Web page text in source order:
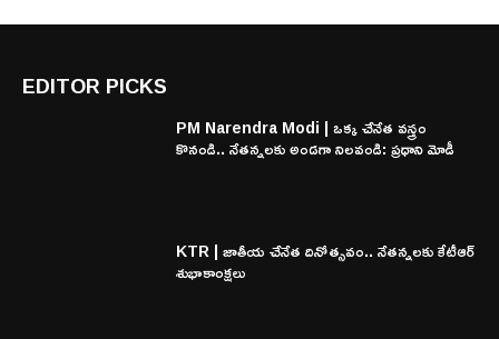
EDITOR PICKS
PM Narendra Modi | ఒక్క చేనేత వస్త్రం
కొనండి.. నేతన్నలకు అండగా నిలవండి: ప్రధాని మోడీ
KTR | జాతీయ చేనేత దినోత్సవం.. నేతన్నలకు కేటీఆర్
శుభాకాంక్షలు